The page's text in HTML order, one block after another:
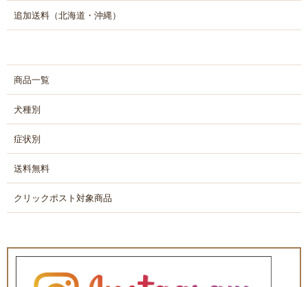
追加送料（北海道・沖縄）
商品一覧
犬種別
症状別
送料無料
クリックポスト対象商品